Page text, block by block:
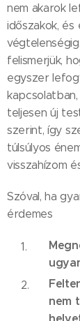
nem akarok
időszakok,
felismerjük,
egyszer
teljesen új
szerint, így
túlsúlyos
visszahízom
Szóval, ha
érdemes
nem